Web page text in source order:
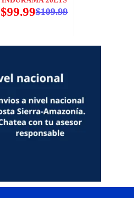
$109.99
$99.99